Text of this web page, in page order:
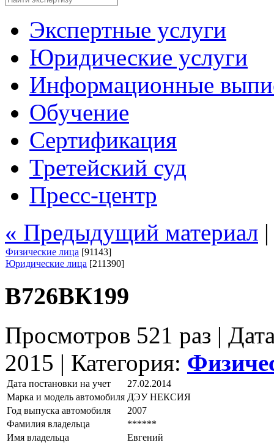
Экспертные услуги
Юридические услуги
Информационные
Обучение
Сертификация
Третейский суд
Пресс-центр
« Предыдущий материал
Физические лица [91143]
Юридические лица [211390]
В726ВК199
Просмотров 521 раз |
2015 | Категория:
Дата постановки на учет
27.02.2014
Марка и модель автомобиля ДЭУ НЕКСИЯ
Год выпуска автомобиля
2007
Фамилия владельца
******
Имя владельца
Евгений